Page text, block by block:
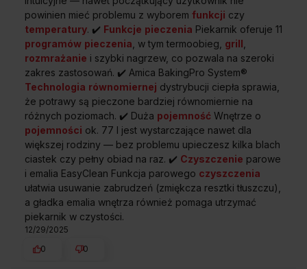
A
SZEROKOŚĆ 59,5 cm
GŁĘBOKOŚĆ
powinien mieć problemu z wyborem funkcji czy
temperatury. ✔️ Funkcje pieczenia Piekarnik oferuje 11
programów pieczenia, w tym termoobieg, grill,
rozmrażanie i szybki nagrzew, co pozwala na szeroki
zakres zastosowań. ✔️ Amica BakingPro System®
Technologia równomiernej dystrybucji ciepła sprawia,
że potrawy są pieczone bardziej równomiernie na
różnych poziomach. ✔️ Duża pojemność Wnętrze o
pojemności ok. 77 l jest wystarczające nawet dla
większej rodziny — bez problemu upieczesz kilka blach
ciastek czy pełny obiad na raz. ✔️ Czyszczenie parowe
i emalia EasyClean Funkcja parowego czyszczenia
ułatwia usuwanie zabrudzeń (zmiękcza resztki tłuszczu),
a gładka emalia wnętrza również pomaga utrzymać
piekarnik w czystości.
12/29/2025
0
0